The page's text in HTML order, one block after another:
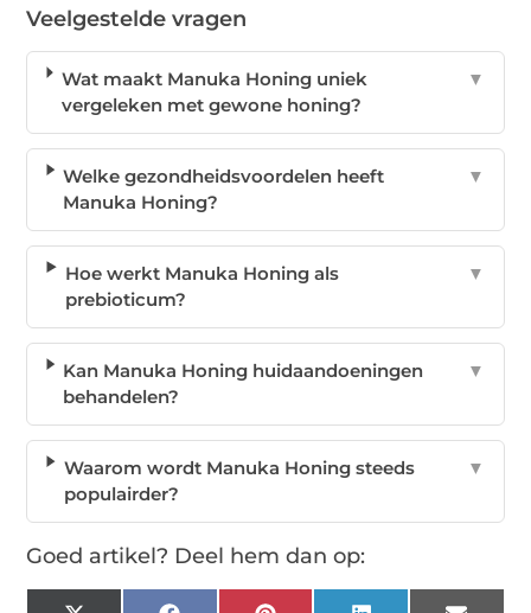
Veelgestelde vragen
Wat maakt Manuka Honing uniek
vergeleken met gewone honing?
▼
Welke gezondheidsvoordelen heeft
Manuka Honing?
▼
Hoe werkt Manuka Honing als
prebioticum?
▼
Kan Manuka Honing huidaandoeningen
behandelen?
▼
Waarom wordt Manuka Honing steeds
populairder?
▼
Goed artikel? Deel hem dan op: